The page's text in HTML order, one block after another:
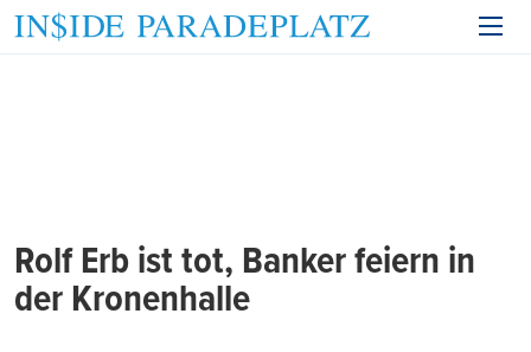
Rolf Erb ist tot, Banker feiern in
der Kronenhalle